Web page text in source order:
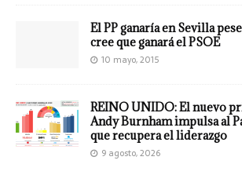
El PP ganaría en Sevilla
cree que ganará el PSOE
10 mayo, 2015
REINO UNIDO: El nuevo
Andy Burnham impulsa al
que recupera el liderazgo
9 agosto, 2026